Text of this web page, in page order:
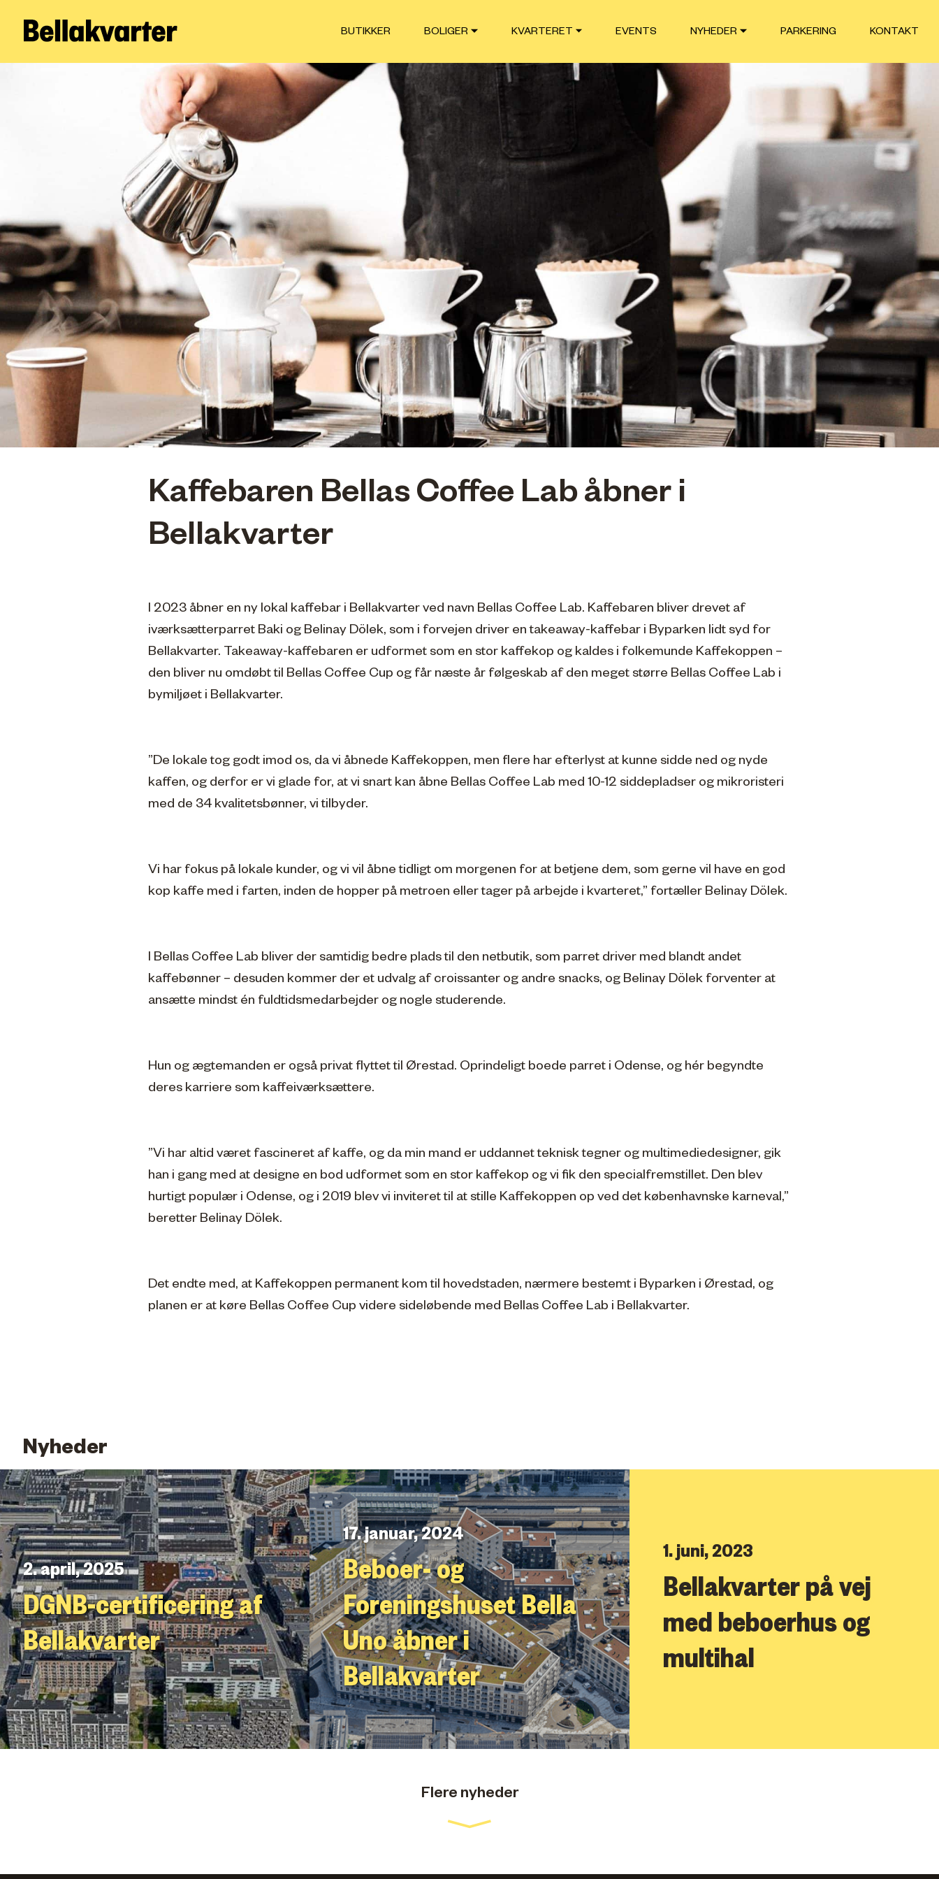
BUTIKKER BOLIGER KVARTERET EVENTS NYHEDER PARKERING KONTAKT
Kaffebaren Bellas Coffee Lab åbner i
Bellakvarter
I 2023 åbner en ny lokal kaffebar i Bellakvarter ved navn Bellas Coffee Lab. Kaffebaren bliver drevet af
iværksætterparret Baki og Belinay Dölek, som i forvejen driver en takeaway-kaffebar i Byparken lidt syd for
Bellakvarter. Takeaway-kaffebaren er udformet som en stor kaffekop og kaldes i folkemunde Kaffekoppen –
den bliver nu omdøbt til Bellas Coffee Cup og får næste år følgeskab af den meget større Bellas Coffee Lab i
bymiljøet i Bellakvarter.
”De lokale tog godt imod os, da vi åbnede Kaffekoppen, men flere har efterlyst at kunne sidde ned og nyde
kaffen, og derfor er vi glade for, at vi snart kan åbne Bellas Coffee Lab med 10-12 siddepladser og mikroristeri
med de 34 kvalitetsbønner, vi tilbyder.
Vi har fokus på lokale kunder, og vi vil åbne tidligt om morgenen for at betjene dem, som gerne vil have en god
kop kaffe med i farten, inden de hopper på metroen eller tager på arbejde i kvarteret,” fortæller Belinay Dölek.
I Bellas Coffee Lab bliver der samtidig bedre plads til den netbutik, som parret driver med blandt andet
kaffebønner – desuden kommer der et udvalg af croissanter og andre snacks, og Belinay Dölek forventer at
ansætte mindst én fuldtidsmedarbejder og nogle studerende.
Hun og ægtemanden er også privat flyttet til Ørestad. Oprindeligt boede parret i Odense, og hér begyndte
deres karriere som kaffeiværksættere.
”Vi har altid været fascineret af kaffe, og da min mand er uddannet teknisk tegner og multimediedesigner, gik
han i gang med at designe en bod udformet som en stor kaffekop og vi fik den specialfremstillet. Den blev
hurtigt populær i Odense, og i 2019 blev vi inviteret til at stille Kaffekoppen op ved det københavnske karneval,”
beretter Belinay Dölek.
Det endte med, at Kaffekoppen permanent kom til hovedstaden, nærmere bestemt i Byparken i Ørestad, og
planen er at køre Bellas Coffee Cup videre sideløbende med Bellas Coffee Lab i Bellakvarter.
Nyheder
2. april, 2025
DGNB-certificering af
Bellakvarter
17. januar, 2024
Beboer- og
Foreningshuset Bella
Uno åbner i
Bellakvarter
1. juni, 2023
Bellakvarter på vej
med beboerhus og
multihal
Flere nyheder